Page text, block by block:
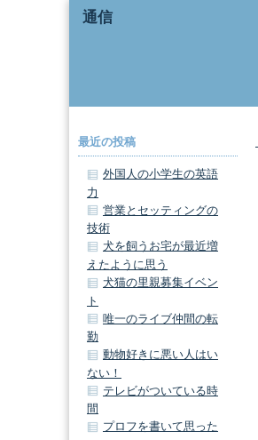
通信
最近の投稿
外国人の小学生の英語
力
営業とセッティングの
技術
犬を飼うお宅が最近増
えたように思う
犬猫の里親募集イベン
ト
唯一のライブ仲間の転
勤
動物好きに悪い人はい
ない！
テレビがついている時
間
プロフを書いて思った